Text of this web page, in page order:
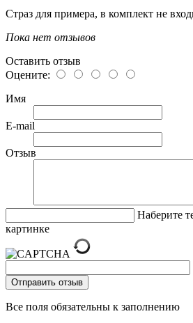
Страз для примера, в комплект не
Пока нет отзывов
Оставить отзыв
Оцените:
Имя
E-mail
Отзыв
Наберите
картинке
Все поля обязательны к заполнению